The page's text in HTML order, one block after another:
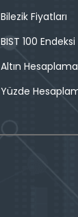
Bilezik Fiyatları
BIST 100 Endeksi
Altın Hesaplama
Yüzde